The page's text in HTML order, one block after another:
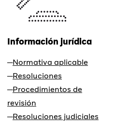
Información jurídica
Normativa aplicable
Resoluciones
Procedimientos de
revisión
Resoluciones judiciales